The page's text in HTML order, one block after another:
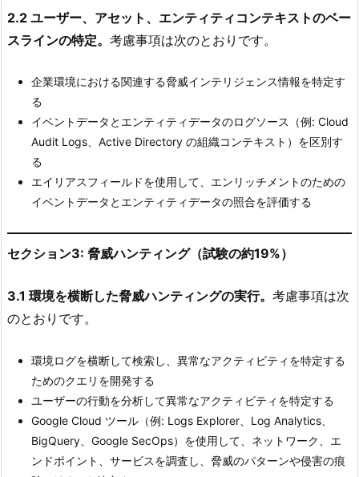
2.2 ユーザー、アセット、エンティティコンテキストのベー
スラインの特定。 考慮事項は次のとおりです。
企業環境における関連する脅威インテリジェンス情報を特定す
る
イベントデータとエンティティデータのログソース（例: Cloud
Audit Logs、Active Directory の組織コンテキスト）を区別す
る
エイリアスフィールドを使用して、エンリッチメントのための
イベントデータとエンティティデータの照合を評価する
セクション3: 脅威ハンティング（試験の約19%）
3.1 環境を横断した脅威ハンティングの実行。 考慮事項は次
のとおりです。
環境ログを横断して検索し、異常なアクティビティを特定する
ためのクエリを開発する
ユーザーの行動を分析して異常なアクティビティを特定する
Google Cloud ツール（例: Logs Explorer、Log Analytics、
BigQuery、Google SecOps）を使用して、ネットワーク、エ
ンドポイント、サービスを調査し、脅威のパターンや侵害の痕